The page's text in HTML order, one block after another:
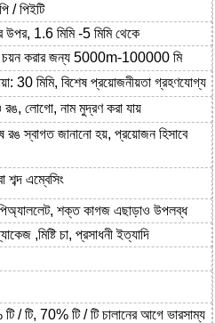
/ পিইটি
1.6 মিমি -5 মিমি থেকে
চয়ন করার জন্য 5000m-100000 মি
30 মিমি, বিশেষ প্রয়োজনীয়তা গ্রহণযোগ্য
লোগো, নাম মুদ্রণ করা যায়
রঙ স্বাগত জানানো হয়, প্রয়োজন হিসাবে
শব্দ এম্বেসিং
অ্যাললেট, শক্ত কাগজ এছাড়াও উপলব্ধ
,মিষ্টি চা, প্রসাধনী ইত্যাদি
টি / টি, 70% টি / টিচালানের আগে ভারসাম্য